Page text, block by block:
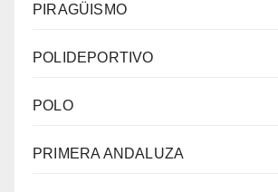
PIRAGÜISMO
POLIDEPORTIVO
POLO
PRIMERA ANDALUZA